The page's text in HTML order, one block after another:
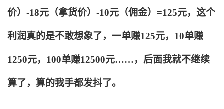
价）-18元（拿货价）-10元（佣金）=125元，这个
利润真的是不敢想象了，一单赚125元，10单赚
1250元，100单赚12500元……，后面我就不继续
算了，算的我手都发抖了。